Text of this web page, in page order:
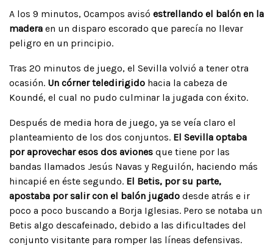
A los 9 minutos, Ocampos avisó estrellando el balón en la
madera en un disparo escorado que parecía no llevar
peligro en un principio.
Tras 20 minutos de juego, el Sevilla volvió a tener otra
ocasión. Un córner teledirigido hacia la cabeza de
Koundé, el cual no pudo culminar la jugada con éxito.
Después de media hora de juego, ya se veía claro el
planteamiento de los dos conjuntos. El Sevilla optaba
por aprovechar esos dos aviones que tiene por las
bandas llamados Jesús Navas y Reguilón, haciendo más
hincapié en éste segundo. El Betis, por su parte,
apostaba por salir con el balón jugado desde atrás e ir
poco a poco buscando a Borja Iglesias. Pero se notaba un
Betis algo descafeinado, debido a las dificultades del
conjunto visitante para romper las líneas defensivas.